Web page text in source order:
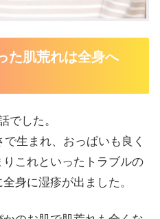
た肌荒れは全身へ
でした。
生まれ、おっぱいも良く
これといったトラブルの
身に湿疹が出ました。